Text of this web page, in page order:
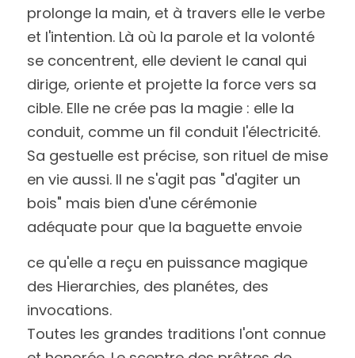
prolonge la main, et à travers elle le verbe
et l'intention. Là où la parole et la volonté
se concentrent, elle devient le canal qui
dirige, oriente et projette la force vers sa
cible. Elle ne crée pas la magie : elle la
conduit, comme un fil conduit l'électricité.
Sa gestuelle est précise, son rituel de mise
en vie aussi. Il ne s'agit pas "d'agiter un
bois" mais bien d'une cérémonie
adéquate pour que la baguette envoie
ce qu'elle a reçu en puissance magique
des Hierarchies, des planétes, des
invocations.
Toutes les grandes traditions l'ont connue